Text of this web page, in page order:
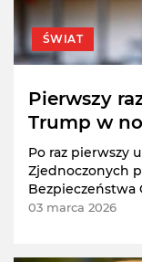
ŚWIAT
Pierwszy
Trump w
Po raz pierwszy
Zjednoczonych
Bezpieczeństwa
03 marca 2026